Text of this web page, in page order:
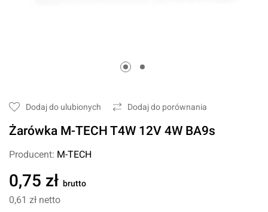
Dodaj do ulubionych Dodaj do porównania
Żarówka M-TECH T4W 12V 4W BA9s
Producent: M-TECH
0,75 zł brutto
0,61 zł netto